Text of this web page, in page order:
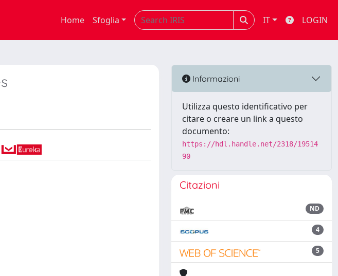
Home Sfoglia IT LOGIN
Informazioni
Utilizza questo identificativo per
citare o creare un link a questo
documento:
https://hdl.handle.net/2318/19514
90
Citazioni
ND
4
5